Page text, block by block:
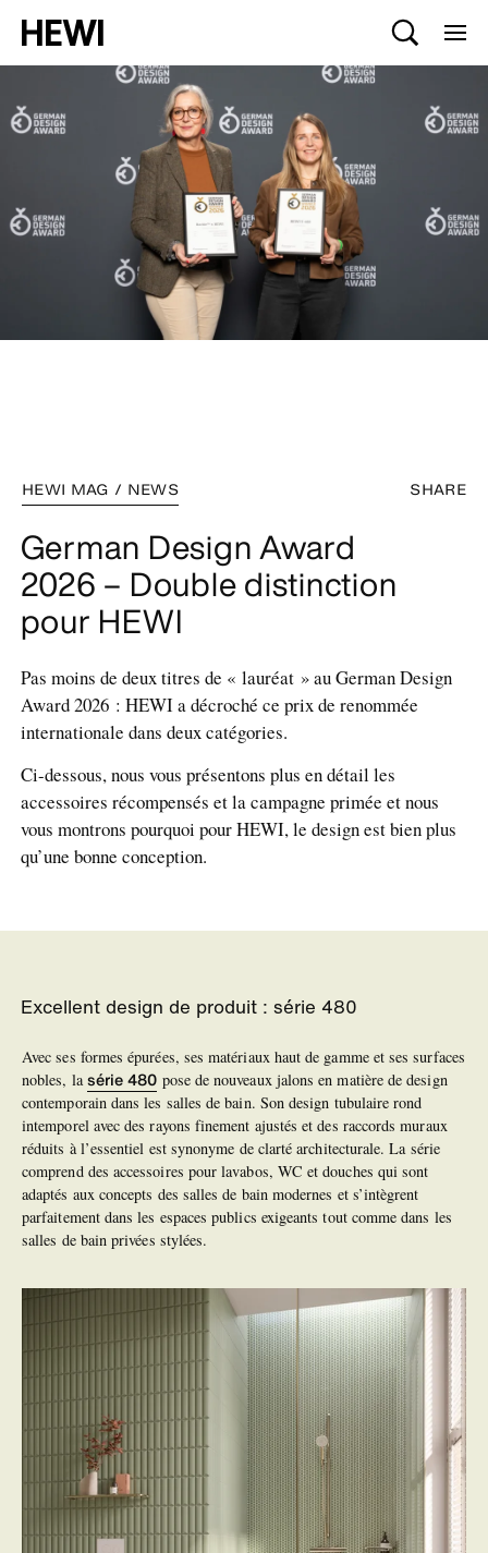
SHARE
HEWI MAG / NEWS
German Design Award
2026 – Double distinction
pour HEWI
Pas moins de deux titres de « lauréat » au German Design
Award 2026 : HEWI a décroché ce prix de renommée
internationale dans deux catégories.
Ci-dessous, nous vous présentons plus en détail les
accessoires récompensés et la campagne primée et nous
vous montrons pourquoi pour HEWI, le design est bien plus
qu’une bonne conception.
Excellent design de produit : série 480
Avec ses formes épurées, ses matériaux haut de gamme et ses surfaces
nobles, la série 480 pose de nouveaux jalons en matière de design
contemporain dans les salles de bain. Son design tubulaire rond
intemporel avec des rayons finement ajustés et des raccords muraux
réduits à l’essentiel est synonyme de clarté architecturale. La série
comprend des accessoires pour lavabos, WC et douches qui sont
adaptés aux concepts des salles de bain modernes et s’intègrent
parfaitement dans les espaces publics exigeants tout comme dans les
salles de bain privées stylées.